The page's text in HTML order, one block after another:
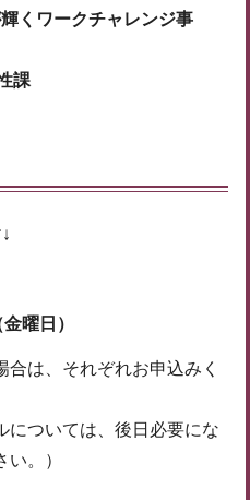
くワークチャレンジ事
課
曜日）
合は、それぞれお申込みく
については、後日必要にな
。）